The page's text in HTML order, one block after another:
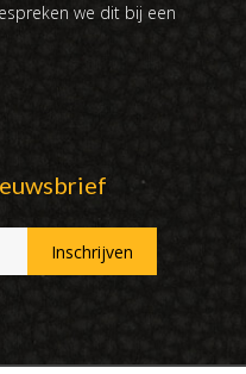
we dit bij een